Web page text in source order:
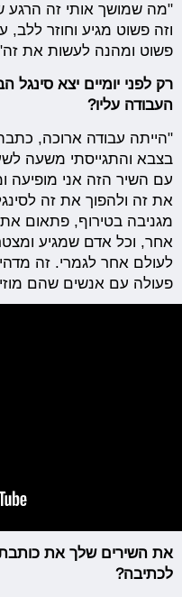
"מה שמושך אותי זה הרגע
וזה פשוט מגיע וחוזר
פשוט ומהנה לעשות את
רק לפני יומיים יצא
העבודה עליו?
בצבא והתגייסתי משעה
עם השיר הזה אני מופיעה
את זה ולהפוך את זה
מגניבה בטירוף, פתאום
אחר, וכל אדם שמגיע
לעולם אחר לגמרי. זה
פעולה עם אנשים שהם
את השירים שלך את
לכתיבה?